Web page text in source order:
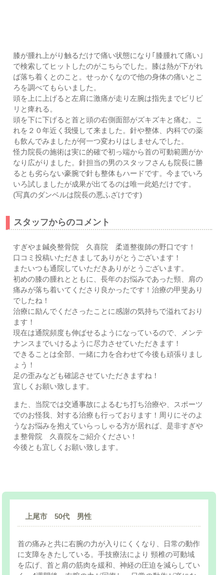
膝が腫れ上がり触るだけで痛い状態になり｢膝腫れて痛い｣
で検索してヒットしたのがこちらでした。膝は熱が下がれ
ば落ち着くとのこと。せっかくなので他の身体の痛いとこ
ろを調べてもらいました。
頭を上に上げると左肩に激痛が走り左腕は指先までビリビ
リと痺れる。
頭を下に下げると首と頭の右側面部がズキズキと痛む。こ
れを２０年近く我慢して来ました。針や整体、内科での薬
も飲んでみましたが何一つ変わりはしませんでした。
怪力院長の施術は実に的確で初っ端から首の可動範囲がか
なり広がりました。針担当の男のスタッフさんも院長に勝
るとも劣らない豪腕で針も整体もハードです。今までいろ
いろ試しましたが成果が出てるのは唯一此処だけです。
(写真のダンベルは院長の悪ふざけです)
スタッフからのコメント
すぎやま鍼灸整骨院 久喜院 柔道整復師の野口です！
口コミ投稿いただきましてありがとうございます！
またいつも通院していただきありがとうございます。
初めの膝の腫れとともに、長年のお悩みであった頸、肩の
痛みが落ち着いてくださり良かったです！治療の甲斐あり
でしたね！
治療に励んでくださったことに感謝の気持ちで溢れており
ます！
現在は通院頻度も伸ばせるようになっているので、メンテ
ナンスまでいけるように尽力させていただきます！
できることは全部、一緒に力を合わせて今後も頑張りまし
ょう！
足の歪みなども確認させていただきますね！
宜しくお願い致します。
また、当院では交通事故によるむち打ち治療や、スポーツ
でのお怪我、対する治療も行っております！周りにそのよ
うなお悩みを抱えていらっしゃる方が居れば、是非すぎや
ま整骨院 久喜院をご紹介ください！
今後とも宜しくお願い致します。
上尾市 50代 男性
首の痛みと共に右腕の力が入りにくくなり、日常の動作
に支障をきたしている。手技療法により 頸椎の可動域
を広げ、首と肩の筋肉を緩和、神経の圧迫を減らしてい